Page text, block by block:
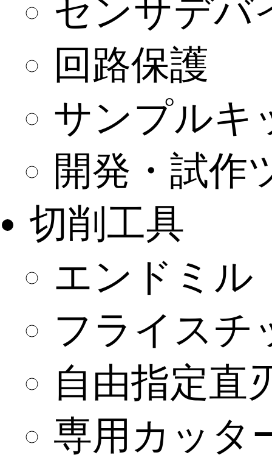
センサデバ
回路保護
サンプルキ
開発・試作
切削工具
エンドミル
フライスチ
自由指定直
専用カッタ